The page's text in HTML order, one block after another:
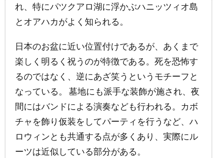
1.4.0.2.
オアハカ
(Oaxaca)
1.4.0.3.
メキシコシ
ティ
City/Ciudad
de México)
1.5.
死者の
日の食
お菓
子・パ
ン
れ、特にパツクアロ湖に浮かぶハニッツィオ島
とオアハカがよく知られる。
日本のお盆に近い位置付けであるが、あくまで
楽しく明るく祝うのが特徴である。死を恐怖す
るのではなく、逆にあざ笑うというモチーフと
なっている。 墓地にも派手な装飾が施され、夜
間にはバンドによる演奏なども行われる。カボ
チャを飾り仮装をしてパーティを行うなど、ハ
ロウィンとも共通する点が多くあり、実際にル
ーツは近似している部分がある。